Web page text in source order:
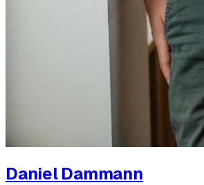
Daniel Dammann